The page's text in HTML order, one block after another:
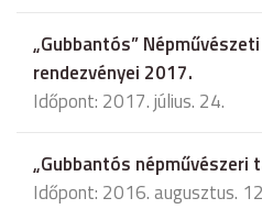
„Gubbantós”
rendezvényei 2017.
Időpont: 2017. július. 24.
„Gubbantós népművészeri
Időpont: 2016. augusztus.